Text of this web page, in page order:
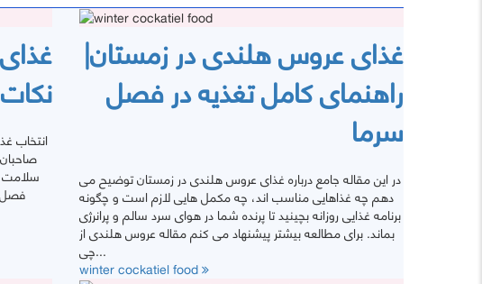
انتخاب
فصل
غذای عروس هلندی در زمستان|
راهنمای کامل تغذیه در فصل
سرما
در این مقاله جامع درباره غذای عروس هلندی در زمستان توضیح می
دهم چه غذاهایی مناسب اند، چه مکمل هایی لازم است و چگونه
برنامه غذایی روزانه بچینید تا پرنده شما در هوای سرد سالم و پرانرژی
بماند. برای مطالعه بیشتر پیشنهاد می کنم مقاله عروس هلندی از
چی...
winter cockatiel food